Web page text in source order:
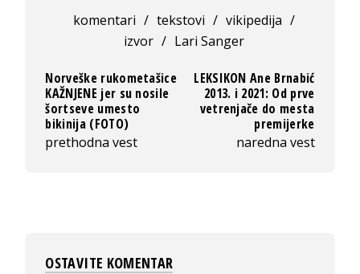
komentari / tekstovi / vikipedija /
izvor / Lari Sanger
Norveške rukometašice
KAŽNJENE jer su nosile
šortseve umesto
bikinija (FOTO)
prethodna vest
LEKSIKON Ane Brnabić
2013. i 2021: Od prve
vetrenjače do mesta
premijerke
naredna vest
OSTAVITE KOMENTAR